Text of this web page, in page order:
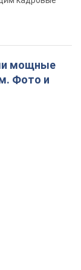
мощные
Фото и